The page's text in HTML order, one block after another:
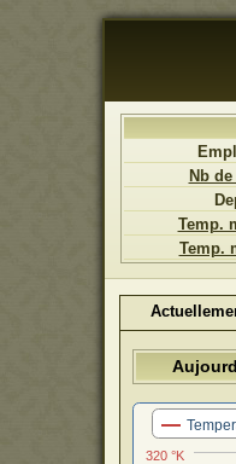
Nb
Temp.
Temp.
320 °K